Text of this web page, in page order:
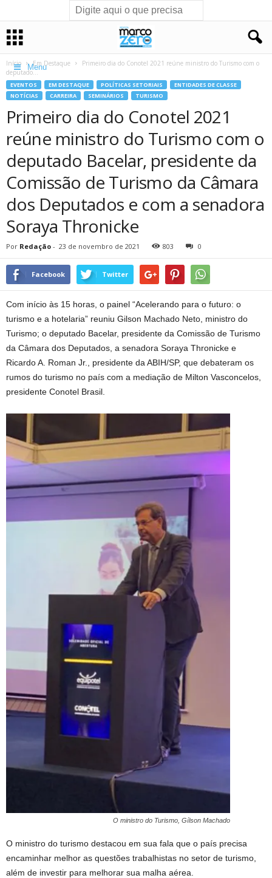
Menu
Início Em Destaque
Primeiro dia do Conotel 2021 reúne ministro do Turismo com o
deputado...
EVENTOS EM DESTAQUE POLÍTICAS SETORIAIS
ENTIDADES DE CLASSE
NOTÍCIAS
CARREIRA SEMINÁRIOS TURISMO
Primeiro dia do Conotel 2021
reúne ministro do Turismo com o
deputado Bacelar, presidente da
Comissão de Turismo da Câmara
dos Deputados e com a senadora
Soraya Thronicke
Por Redação - 23 de novembro de 2021 803 0
Facebook Twitter
Com início às 15 horas, o painel “Acelerando para o futuro: o
turismo e a hotelaria” reuniu Gilson Machado Neto, ministro do
Turismo; o deputado Bacelar, presidente da Comissão de Turismo
da Câmara dos Deputados, a senadora Soraya Thronicke e
Ricardo A. Roman Jr., presidente da ABIH/SP, que debateram os
rumos do turismo no país com a mediação de Milton Vasconcelos,
presidente Conotel Brasil.
O ministro do Turismo, Gílson Machado
O ministro do turismo destacou em sua fala que o país precisa
encaminhar melhor as questões trabalhistas no setor de turismo,
além de investir para melhorar sua malha aérea.